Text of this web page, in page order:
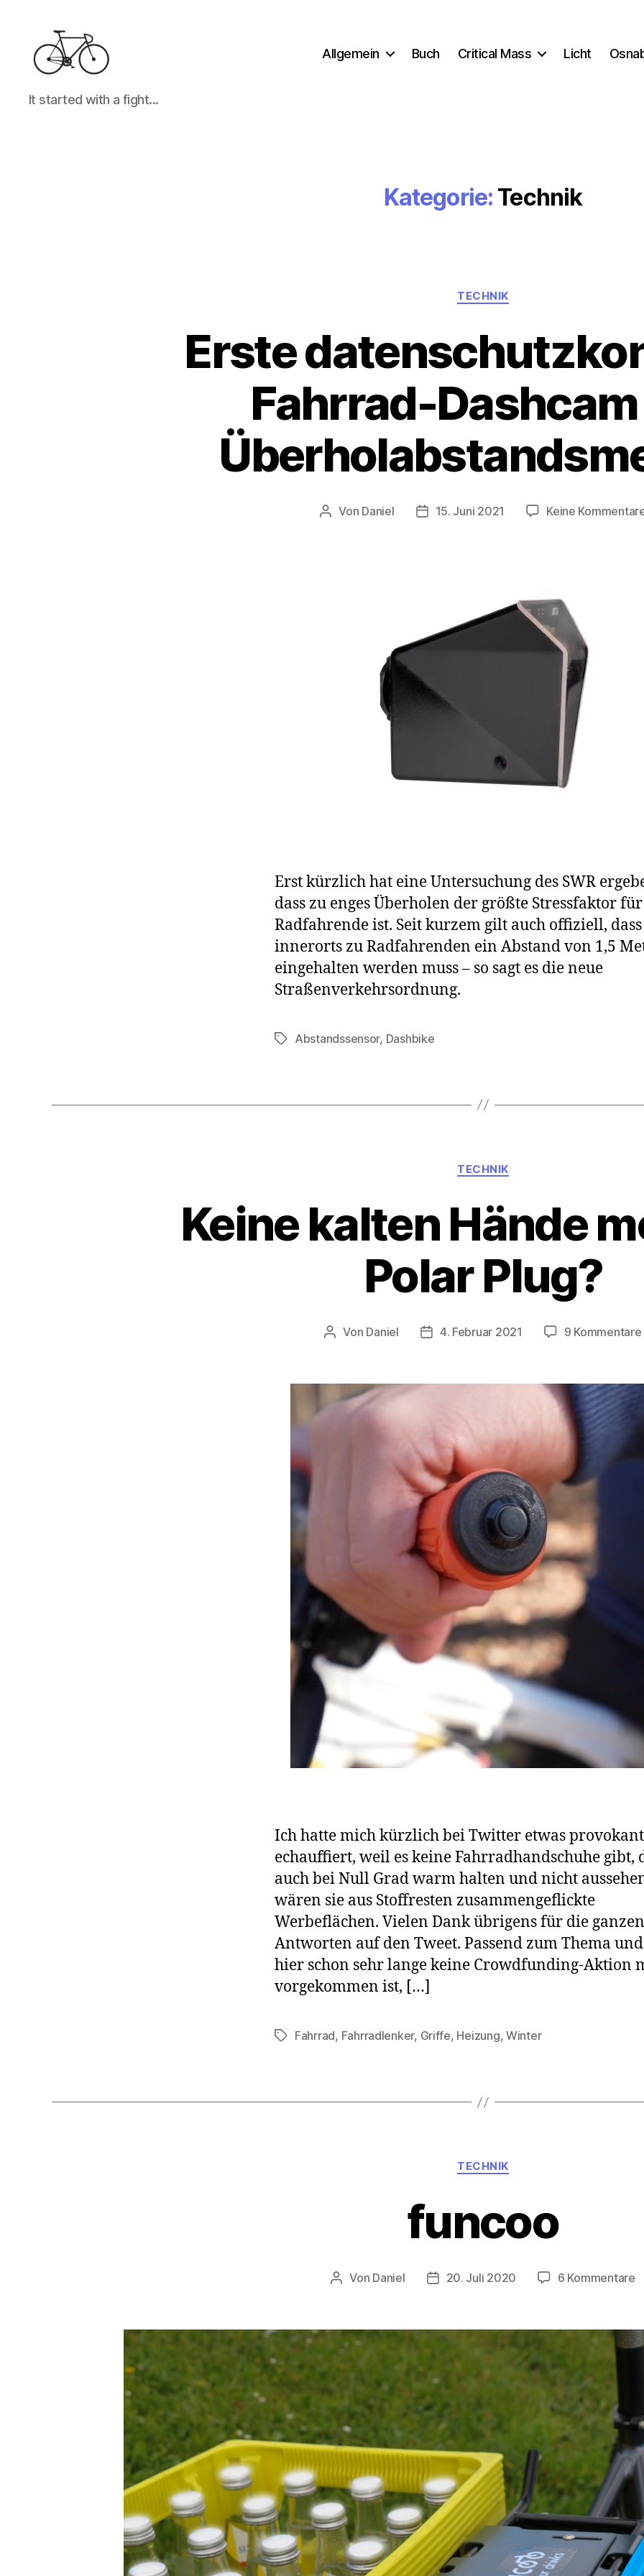
It
started
It started with a fight...
Allgemein Buch Critical Mass Licht
Kategorie: Technik
Kategorien
TECHNIK
Erste
Fahrrad-
Beitragsautor
Von Daniel Beitragsdatum
15. Juni 2021 Keine
Erst kürzlich hat eine Untersuchung des SWR
dass zu enges Überholen der größte Stressfaktor für
Radfahrende ist. Seit kurzem gilt auch offiziell, dass
innerorts zu Radfahrenden ein Abstand von 1,5
eingehalten werden muss – so sagt es die neue
Straßenverkehrsordnung.
Schlagwörter
Abstandssensor, Dashbike
Kategorien
TECHNIK
Keine kalten Hände
Polar Plug?
Beitragsautor
Von Daniel Beitragsdatum
4. Februar 2021 9 Kommentare
Ich hatte mich kürzlich bei Twitter etwas provokant
echauffiert, weil es keine Fahrradhandschuhe gibt,
auch bei Null Grad warm halten und nicht
wären sie aus Stoffresten zusammengeflickte
Werbeflächen. Vielen Dank übrigens für die ganzen
Antworten auf den Tweet. Passend zum Thema
hier schon sehr lange keine Crowdfunding-Aktion
vorgekommen ist, […]
Schlagwörter
Fahrrad, Fahrradlenker, Griffe, Heizung,Winter
Kategorien
TECHNIK
funcoo
Beitragsautor
Von Daniel Beitragsdatum
20. Juli 2020 6 Kommentarezu